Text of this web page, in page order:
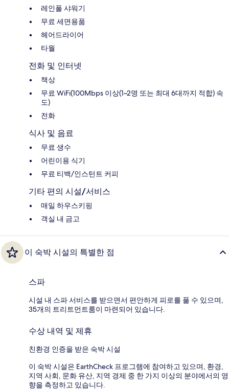
레인폴 샤워기
무료 세면용품
헤어드라이어
타월
전화 및 인터넷
책상
무료 WiFi(100Mbps 이상(1~2명 또는 최대 6대까지 적합) 속
도)
전화
식사 및 음료
무료 생수
어린이용 식기
무료 티백/인스턴트 커피
기타 편의 시설/서비스
매일 하우스키핑
객실 내 금고
이 숙박 시설의 특별한 점
스파
시설 내 스파 서비스를 받으면서 편안하게 피로를 풀 수 있으며,
35개의 트리트먼트룸이 마련되어 있습니다.
수상 내역 및 제휴
친환경 인증을 받은 숙박 시설
이 숙박 시설은 EarthCheck 프로그램에 참여하고 있으며, 환경,
지역 사회, 문화 유산, 지역 경제 중 한 가지 이상의 분야에서의 영
향을 측정하고 있습니다.